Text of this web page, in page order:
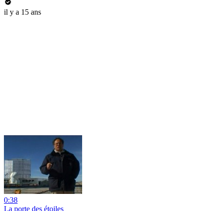
il y a 15 ans
0:38
La porte des étoiles